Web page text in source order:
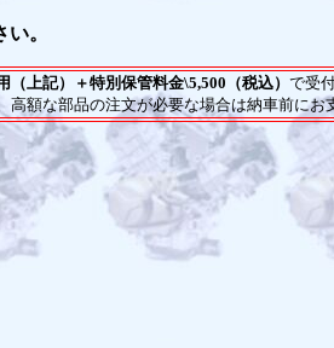
。
（上記）＋特別保管料金\5,500（税込） で受
額な部品の注文が必要な場合は納車前に